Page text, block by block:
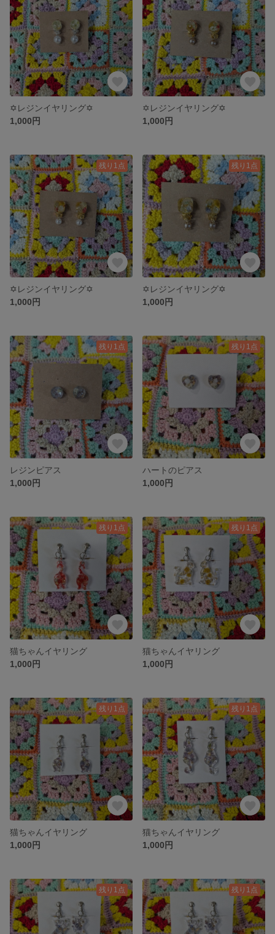
✡レジンイヤリング✡
1,000円
✡レジンイヤリング✡
1,000円
残り1点
✡レジンイヤリング✡
1,000円
残り1点
✡レジンイヤリング✡
1,000円
残り1点
レジンピアス
1,000円
残り1点
ハートのピアス
1,000円
残り1点
猫ちゃんイヤリング
1,000円
残り1点
猫ちゃんイヤリング
1,000円
残り1点
猫ちゃんイヤリング
1,000円
残り1点
猫ちゃんイヤリング
1,000円
残り1点 残り1点